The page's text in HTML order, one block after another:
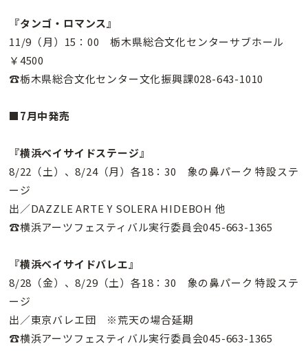
『タンゴ・ロマンス』
11/9（月）15：00 栃木県総合文化センターサブホール
￥4500
☎栃木県総合文化センター文化振興課028-643-1010
■7月中発売
『横浜ベイサイドステージ』
8/22（土）、8/24（月）各18：30 象の鼻パーク 特設ステ
ージ
出／DAZZLE ARTE Y SOLERA HIDEBOH 他
☎横浜アーツフェスティバル実行委員会045-663-1365
『横浜ベイサイドバレエ』
8/28（金）、8/29（土）各18：30 象の鼻パーク 特設ステ
ージ
出／東京バレエ団 ※荒天の場合延期
☎横浜アーツフェスティバル実行委員会045-663-1365